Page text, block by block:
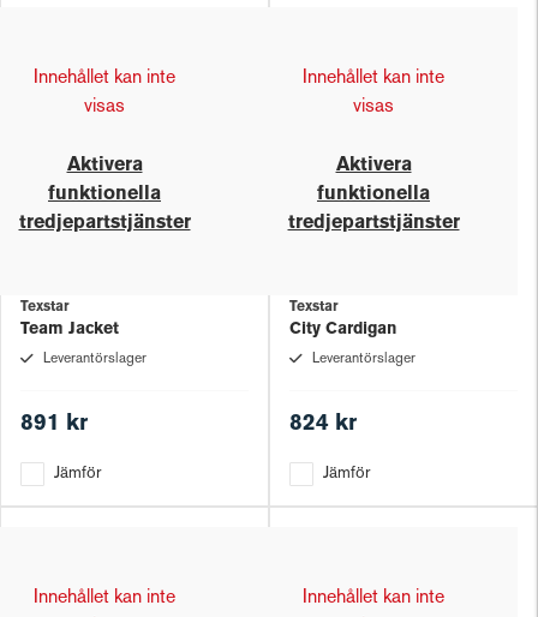
Innehållet kan inte
visas
Aktivera
funktionella
tredjepartstjänster
Texstar
Team Jacket
Leverantörslager
891 kr
Jämför
Innehållet kan inte
visas
Aktivera
funktionella
tredjepartstjänster
Texstar
City Cardigan
Leverantörslager
824 kr
Jämför
Innehållet kan inte
Innehållet kan inte